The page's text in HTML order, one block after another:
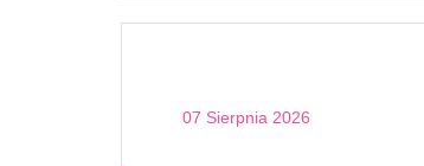
07 Sierpnia 2026